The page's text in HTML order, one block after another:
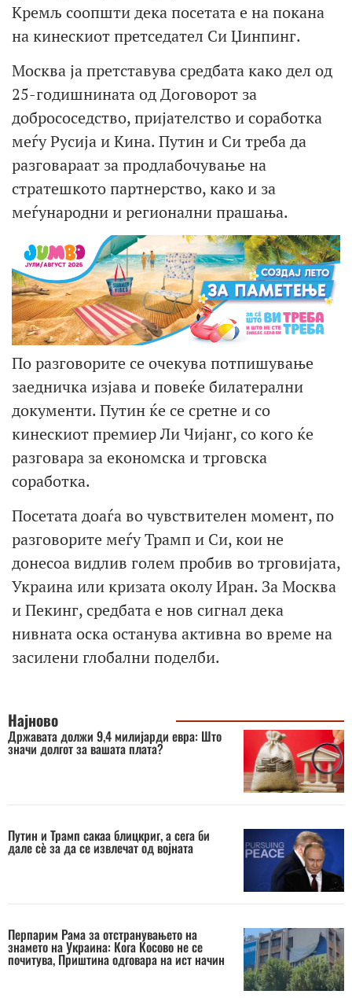
Кремљ соопшти дека посетата е на покана
на кинескиот претседател Си Џинпинг.
Москва ја претставува средбата како дел од
25-годишнината од Договорот за
добрососедство, пријателство и соработка
меѓу Русија и Кина. Путин и Си треба да
разговараат за продлабочување на
стратешкото партнерство, како и за
меѓународни и регионални прашања.
По разговорите се очекува потпишување
заедничка изјава и повеќе билатерални
документи. Путин ќе се сретне и со
кинескиот премиер Ли Чијанг, со кого ќе
разговара за економска и трговска
соработка.
Посетата доаѓа во чувствителен момент, по
разговорите меѓу Трамп и Си, кои не
донесоа видлив голем пробив во трговијата,
Украина или кризата околу Иран. За Москва
и Пекинг, средбата е нов сигнал дека
нивната оска останува активна во време на
засилени глобални поделби.
Најново
Државата должи 9,4 милијарди евра: Што
значи долгот за вашата плата?
Путин и Трамп сакаа блицкриг, a сега би
дале сè за да се извлечат од војната
Перпарим Рама за отстранувањето на
знамето на Украина: Кога Косово не се
почитува, Приштина одговара на ист начин